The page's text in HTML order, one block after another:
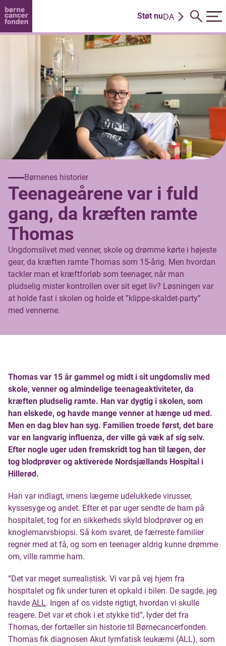
Støt nuDA
Børnenes historier
Teenageårene var i fuld
gang, da kræften ramte
Thomas
Ungdomslivet med venner, skole og drømme kørte i højeste
gear, da kræften ramte Thomas som 15-årig. Men hvordan
tackler man et kræftforløb som teenager, når man
pludselig mister kontrollen over sit eget liv? Løsningen var
at holde fast i skolen og holde et ”klippe-skaldet-party”
med vennerne.
Thomas var 15 år gammel og midt i sit ungdomsliv med
skole, venner og almindelige teenageaktiviteter, da
kræften pludselig ramte. Han var dygtig i skolen, som
han elskede, og havde mange venner at hænge ud med.
Men en dag blev han syg. Familien troede først, det bare
var en langvarig influenza, der ville gå væk af sig selv.
Efter nogle uger uden fremskridt tog han til lægen, der
tog blodprøver og aktiverede Nordsjællands Hospital i
Hillerød.
Han var indlagt, imens lægerne udelukkede virusser,
kyssesyge og andet. Efter et par uger sendte de ham på
hospitalet, tog for en sikkerheds skyld blodprøver og en
knoglemarvsbiopsi. Så kom svaret, de færreste familier
regner med at få, og som en teenager aldrig kunne drømme
om, ville ramme ham.
”Det var meget surrealistisk. Vi var på vej hjem fra
hospitalet og fik under turen et opkald i bilen. De sagde, jeg
havde ALL. Ingen af os vidste rigtigt, hvordan vi skulle
reagere. Det var et chok i et stykke tid”, lyder det fra
Thomas, der fortæller sin historie til Børnecancerfonden.
Thomas fik diagnosen Akut lymfatisk leukæmi (ALL), som